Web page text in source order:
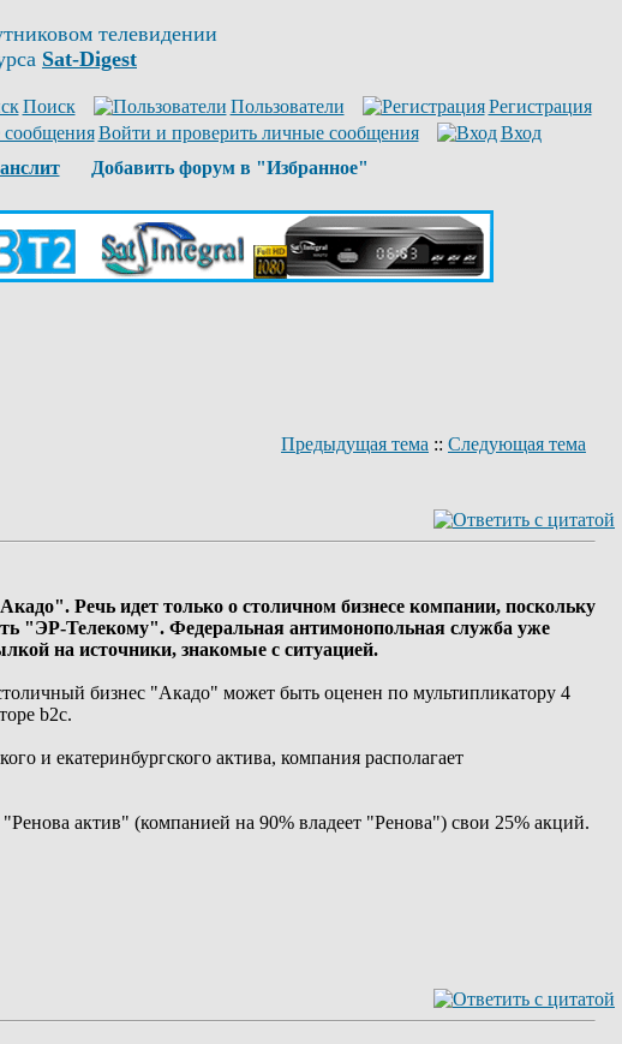
телевидении
Sat-Digest
Поиск Пользователи
Регистрация
Войти и проверить личные сообщения
Вход
Добавить форум в "Избранное"
Предыдущая тема :: Следующая тема
Речь идет только о столичном бизнесе компании, поскольку
"ЭР-Телекому". Федеральная антимонопольная служба уже
на источники, знакомые с ситуацией.
бизнес "Акадо" может быть оценен по мультипликатору 4
b2c.
и екатеринбургского актива, компания располагает
актив" (компанией на 90% владеет "Ренова") свои 25% акций.